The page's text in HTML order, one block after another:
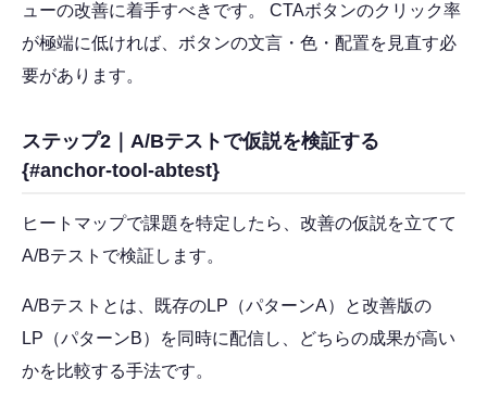
ューの改善に着手すべきです。 CTAボタンのクリック率
が極端に低ければ、ボタンの文言・色・配置を見直す必
要があります。
ステップ2｜A/Bテストで仮説を検証する
{#anchor-tool-abtest}
ヒートマップで課題を特定したら、改善の仮説を立てて
A/Bテストで検証します。
A/Bテストとは、既存のLP（パターンA）と改善版の
LP（パターンB）を同時に配信し、どちらの成果が高い
かを比較する手法です。